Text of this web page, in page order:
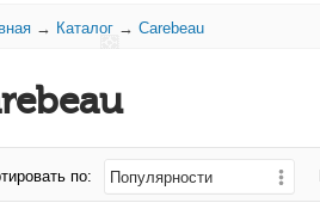
→ Каталог → Carebeau
по: